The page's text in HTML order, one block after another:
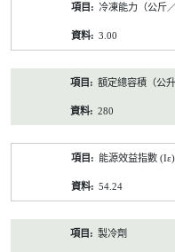
冷凍能力（公斤
3.00
額定總容積（公升
280
能源效益指數
54.24
製冷劑